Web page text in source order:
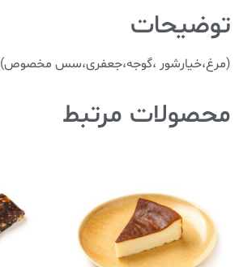
توضیحات
(مرغ،خیارشور ،گوجه،جعفری،سس مخصوص)
محصولات مرتبط